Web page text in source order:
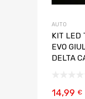
AUTO
KIT LED
EVO
DELTA
14,99 €